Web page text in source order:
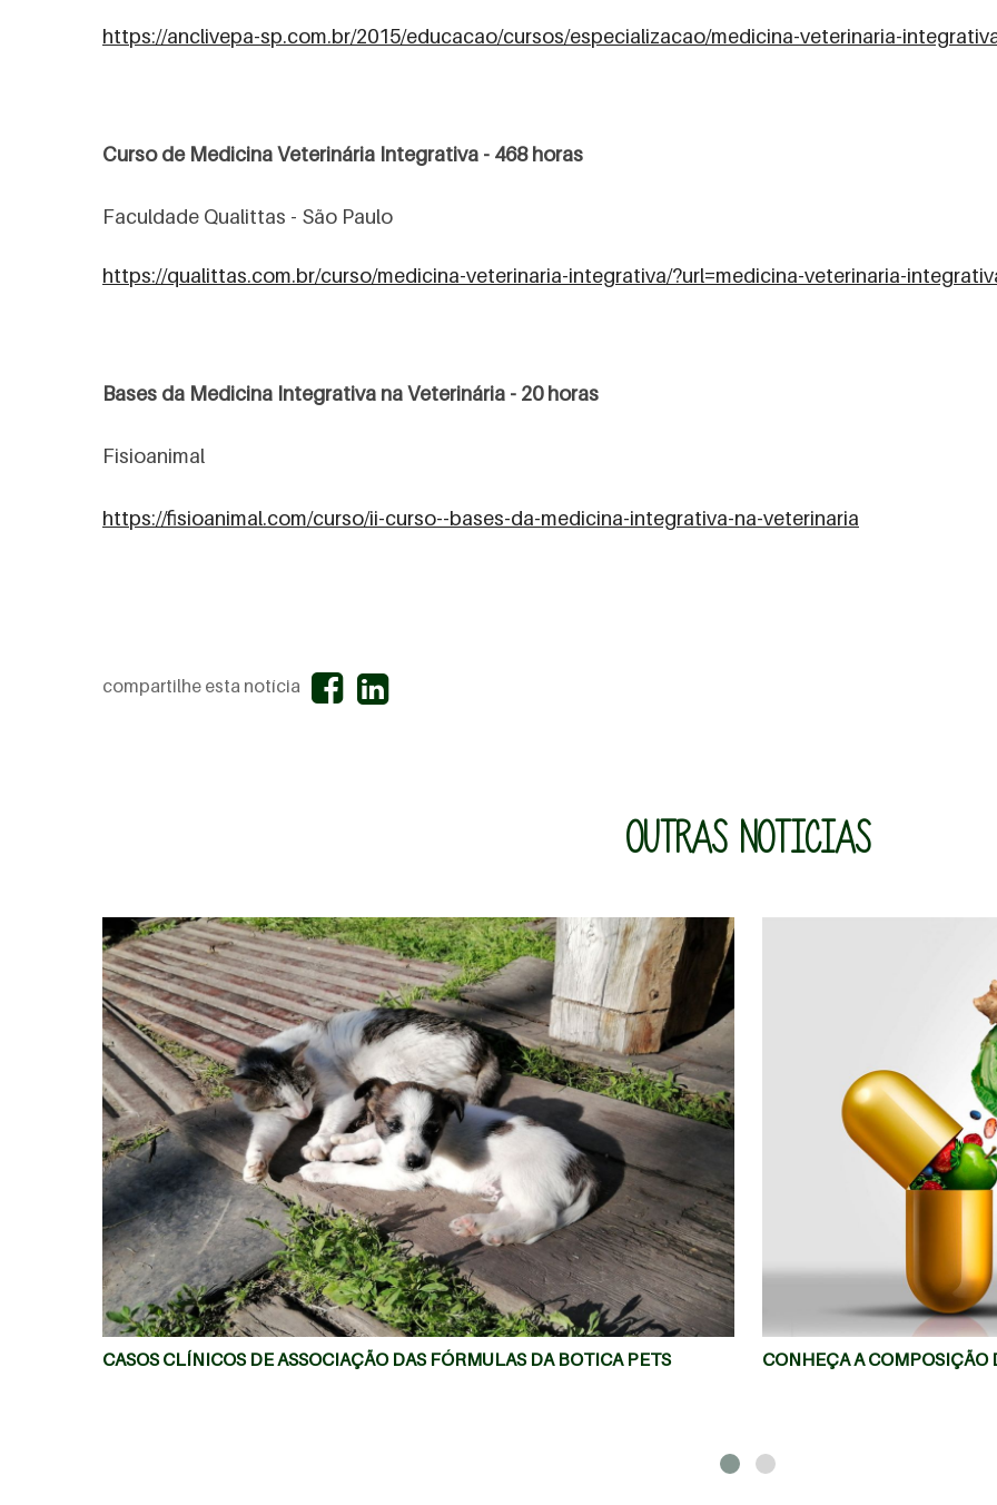
https://anclivepa-sp.com.br/2015/educacao/cursos/especializacao/medicina-veterinaria-
Curso de Medicina Veterinária Integrativa - 468 horas
Faculdade Qualittas - São Paulo
https://qualittas.com.br/curso/medicina-veterinaria-integrativa/?url=medicina-veterinaria-
Bases da Medicina Integrativa na Veterinária - 20 horas
Fisioanimal
https://fisioanimal.com/curso/ii-curso--bases-da-medicina-integrativa-na-veterinaria
compartilhe esta notícia
OUTRAS NOTICIAS
MAIS
CASOS CLÍNICOS DE ASSOCIAÇÃO DAS FÓRMULAS DA BOTICA PETS CONHEÇA A COMPOSIÇÃO